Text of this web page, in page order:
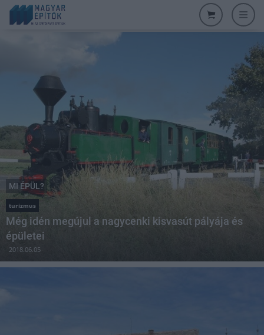
MI ÉPÜL?
turizmus
Még idén megújul a nagycenki kisvasút pályája és
épületei
2018.06.05